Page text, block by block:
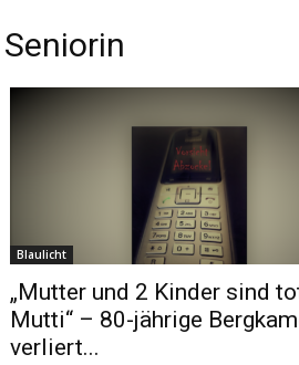
Blaulicht
„Mutter und 2 Kinder sind
Mutti“ – 80-jährige
verliert...